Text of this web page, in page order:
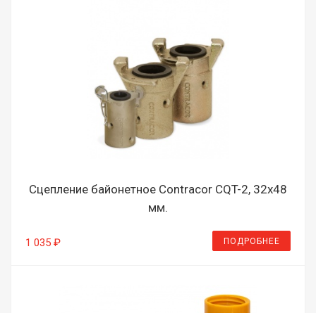
Сцепление байонетное Contracor CQT-2, 32х48
мм.
1 035 ₽ ПОДРОБНЕЕ